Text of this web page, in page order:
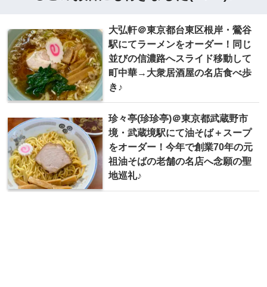
大弘軒＠東京都台東区根岸・鶯谷
駅にてラーメンをオーダー！同じ
並びの信濃路へスライド移動して
町中華→大衆居酒屋の名店食べ歩
き♪
珍々亭(珍珍亭)＠東京都武蔵野市
境・武蔵境駅にて油そば＋スープ
をオーダー！今年で創業70年の元
祖油そばの老舗の名店へ念願の聖
地巡礼♪